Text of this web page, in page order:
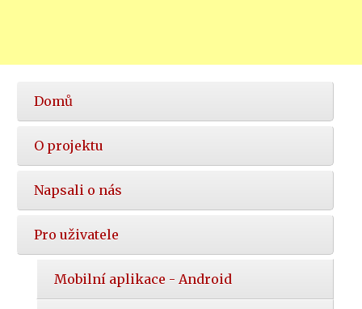
Hlavní
nabídka
Domů
O projektu
Napsali o nás
Pro uživatele
Mobilní aplikace - Android